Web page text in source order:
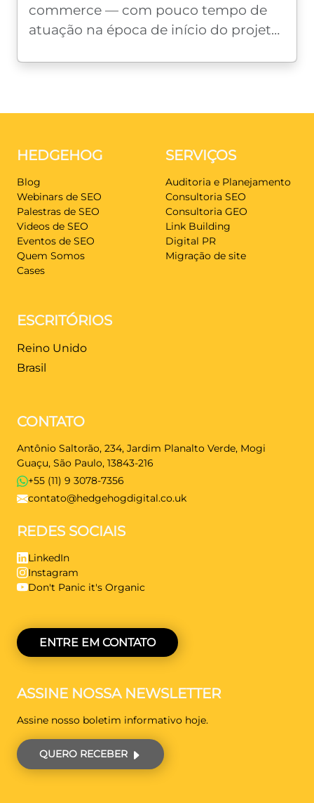
commerce — com pouco tempo de
atuação na época de início do projeto
HEDGEHOG
Blog
Webinars de SEO
Palestras de SEO
Videos de SEO
Eventos de SEO
Quem Somos
Cases
SERVIÇOS
Auditoria e Planejamento
Consultoria SEO
Consultoria GEO
Link Building
Digital PR
Migração de site
ESCRITÓRIOS
Reino Unido
Brasil
CONTATO
Antônio Saltorão, 234, Jardim Planalto Verde, Mogi
Guaçu, São Paulo, 13843-216
+55 (11) 9 3078-7356
contato@hedgehogdigital.co.uk
REDES SOCIAIS
LinkedIn
Instagram
Don't Panic it's Organic
ENTRE EM CONTATO
ASSINE NOSSA NEWSLETTER
Assine nosso boletim informativo hoje.
QUERO RECEBER